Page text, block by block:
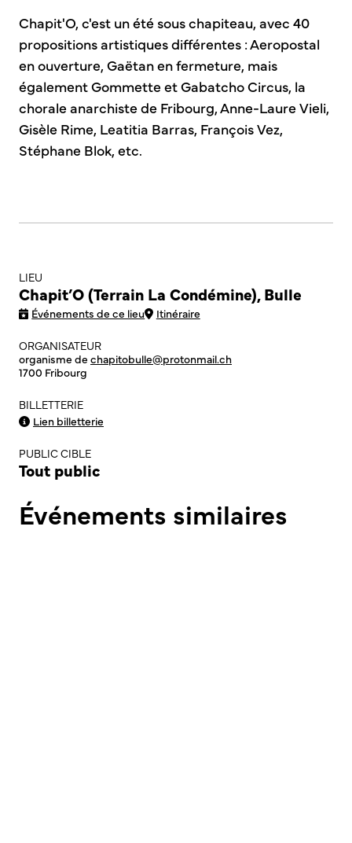
Chapit'O, c'est un été sous chapiteau, avec 40
propositions artistiques différentes : Aeropostal
en ouverture, Gaëtan en fermeture, mais
également Gommette et Gabatcho Circus, la
chorale anarchiste de Fribourg, Anne-Laure Vieli,
Gisèle Rime, Leatitia Barras, François Vez,
Stéphane Blok, etc.
LIEU
Chapit’O (Terrain La Condémine), Bulle
Événements de ce lieu Itinéraire
ORGANISATEUR
organisme de chapitobulle@protonmail.ch
1700 Fribourg
BILLETTERIE
Lien billetterie
PUBLIC CIBLE
Tout public
Événements similaires